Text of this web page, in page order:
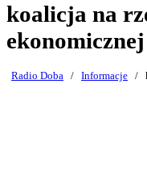
koalicja na
ekonomicznej
Radio Doba / Informacje /